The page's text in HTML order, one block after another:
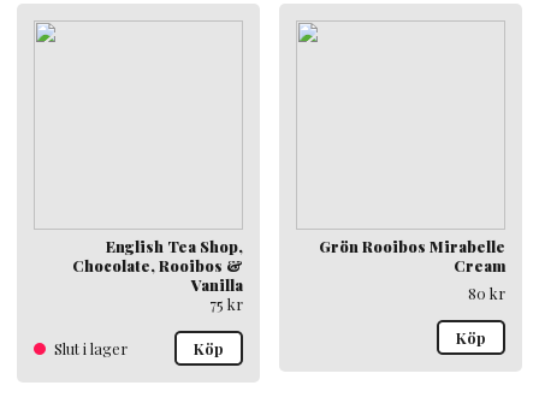
English Tea Shop,
Chocolate, Rooibos &
Vanilla
75 kr
Slut i lager Köp
Grön Rooibos Mirabelle
Cream
80 kr
Köp